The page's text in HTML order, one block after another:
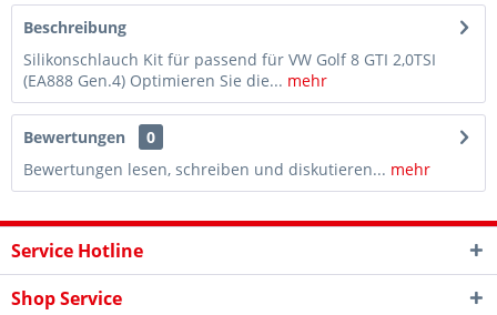
Beschreibung
Silikonschlauch Kit für passend für VW Golf 8 GTI 2,0TSI
(EA888 Gen.4) Optimieren Sie die... mehr
Bewertungen
0
Bewertungen lesen, schreiben und diskutieren... mehr
Service Hotline
Shop Service